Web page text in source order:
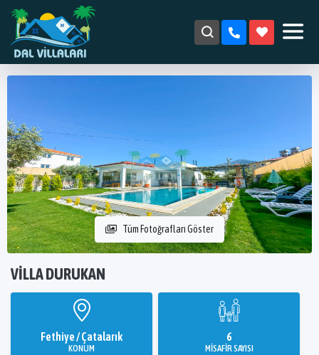
Tüm Fotoğrafları Göster
VILLA DURUKAN
Fethiye / Çatalarık
KONUM
6
MISAFIR SAYISI